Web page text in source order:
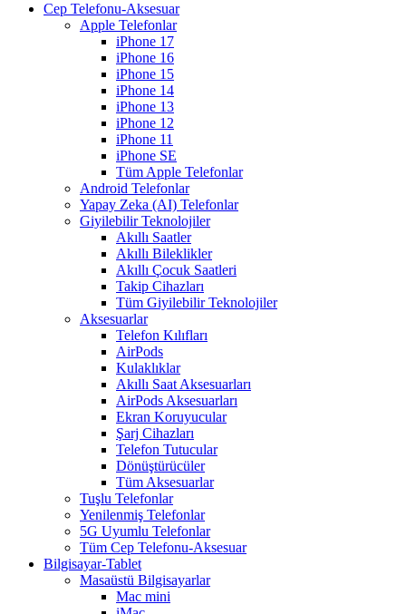
Cep Telefonu-Aksesuar
Apple Telefonlar
iPhone 17
iPhone 16
iPhone 15
iPhone 14
iPhone 13
iPhone 12
iPhone 11
iPhone SE
Tüm Apple Telefonlar
Android Telefonlar
Yapay Zeka (AI) Telefonlar
Giyilebilir Teknolojiler
Akıllı Saatler
Akıllı Bileklikler
Akıllı Çocuk Saatleri
Takip Cihazları
Tüm Giyilebilir Teknolojiler
Aksesuarlar
Telefon Kılıfları
AirPods
Kulaklıklar
Akıllı Saat Aksesuarları
AirPods Aksesuarları
Ekran Koruyucular
Şarj Cihazları
Telefon Tutucular
Dönüştürücüler
Tüm Aksesuarlar
Tuşlu Telefonlar
Yenilenmiş Telefonlar
5G Uyumlu Telefonlar
Tüm Cep Telefonu-Aksesuar
Bilgisayar-Tablet
Masaüstü Bilgisayarlar
Mac mini